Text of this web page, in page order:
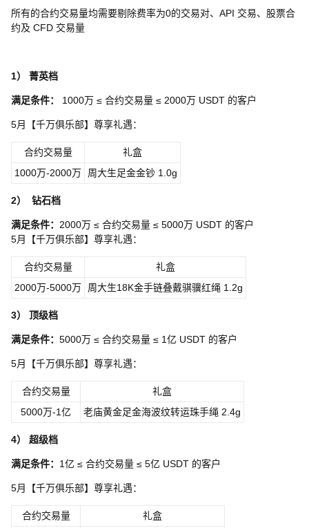
所有的合约交易量均需要剔除费率为0的交易对、API 交易、股票合
约及 CFD 交易量
1） 菁英档
满足条件： 1000万 ≤ 合约交易量 ≤ 2000万 USDT 的客户
5月【千万俱乐部】尊享礼遇：
合约交易量
礼盒
1000万-2000万
周大生足金金钞 1.0g
2） 钻石档
满足条件： 2000万 ≤ 合约交易量 ≤ 5000万 USDT 的客户
5月【千万俱乐部】尊享礼遇：
合约交易量
礼盒
2000万-5000万
周大生18K金手链叠戴骐骥红绳 1.2g
3） 顶级档
满足条件： 5000万 ≤ 合约交易量 ≤ 1亿 USDT 的客户
5月【千万俱乐部】尊享礼遇：
合约交易量
礼盒
5000万-1亿
老庙黄金足金海波纹转运珠手绳 2.4g
4） 超级档
满足条件： 1亿 ≤ 合约交易量 ≤ 5亿 USDT 的客户
5月【千万俱乐部】尊享礼遇：
合约交易量
礼盒